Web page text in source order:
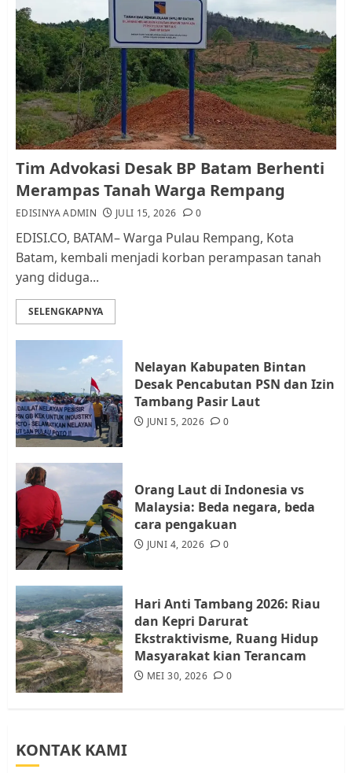
1
Pemko Batam Tegaskan RT dan
RW bukan Petugas Pendataan
dan Pemungutan Pajak
AGUSTUS 1, 2026 0
Kader Pajak jadi Penghubung
Pemerintah dan Masyarakat di
Lingkungan RT/RW
AGUSTUS 1, 2026
4
Warga Rempang Ajukan
Audiensi dengan Wali Kota
5
Tim Advokasi Desak BP Batam
Berhenti Merampas Tanah
Tim Advokasi Desak BP Batam Berhenti
Merampas Tanah Warga Rempang
EDISINYA ADMIN JULI 15, 2026 0
EDISI.CO, BATAM– Warga Pulau Rempang, Kota
Batam, kembali menjadi korban perampasan tanah
yang diduga...
SELENGKAPNYA
Nelayan Kabupaten Bintan
Desak Pencabutan PSN dan Izin
Tambang Pasir Laut
JUNI 5, 2026 0
Orang Laut di Indonesia vs
Malaysia: Beda negara, beda
cara pengakuan
JUNI 4, 2026 0
Hari Anti Tambang 2026: Riau
dan Kepri Darurat
Ekstraktivisme, Ruang Hidup
Masyarakat kian Terancam
MEI 30, 2026 0
KONTAK KAMI